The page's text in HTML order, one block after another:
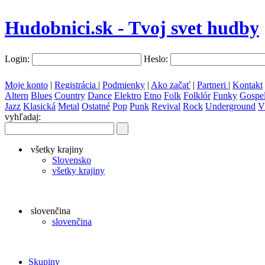
Hudobnici.sk - Tvoj svet hudby
Login: Heslo:
Moje konto | Registrácia | Podmienky | Ako začať | Partneri | Kontakt
Altern Blues Country Dance Elektro Etno Folk Folklór Funky Gospel
Jazz Klasická Metal Ostatné Pop Punk Revival Rock Underground
vyhľadaj:
všetky krajiny
Slovensko
všetky krajiny
slovenčina
slovenčina
Skupiny